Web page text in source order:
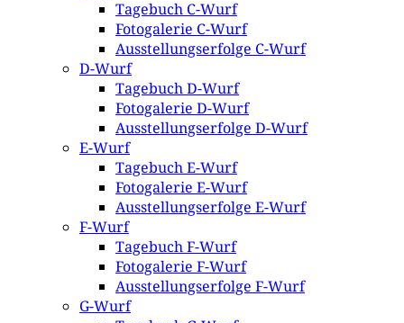
Tagebuch C-Wurf
Fotogalerie C-Wurf
Ausstellungserfolge C-Wurf
D-Wurf
Tagebuch D-Wurf
Fotogalerie D-Wurf
Ausstellungserfolge D-Wurf
E-Wurf
Tagebuch E-Wurf
Fotogalerie E-Wurf
Ausstellungserfolge E-Wurf
F-Wurf
Tagebuch F-Wurf
Fotogalerie F-Wurf
Ausstellungserfolge F-Wurf
G-Wurf